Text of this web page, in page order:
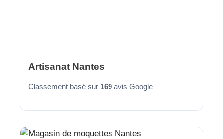
Artisanat Nantes
Classement basé sur 169 avis Google